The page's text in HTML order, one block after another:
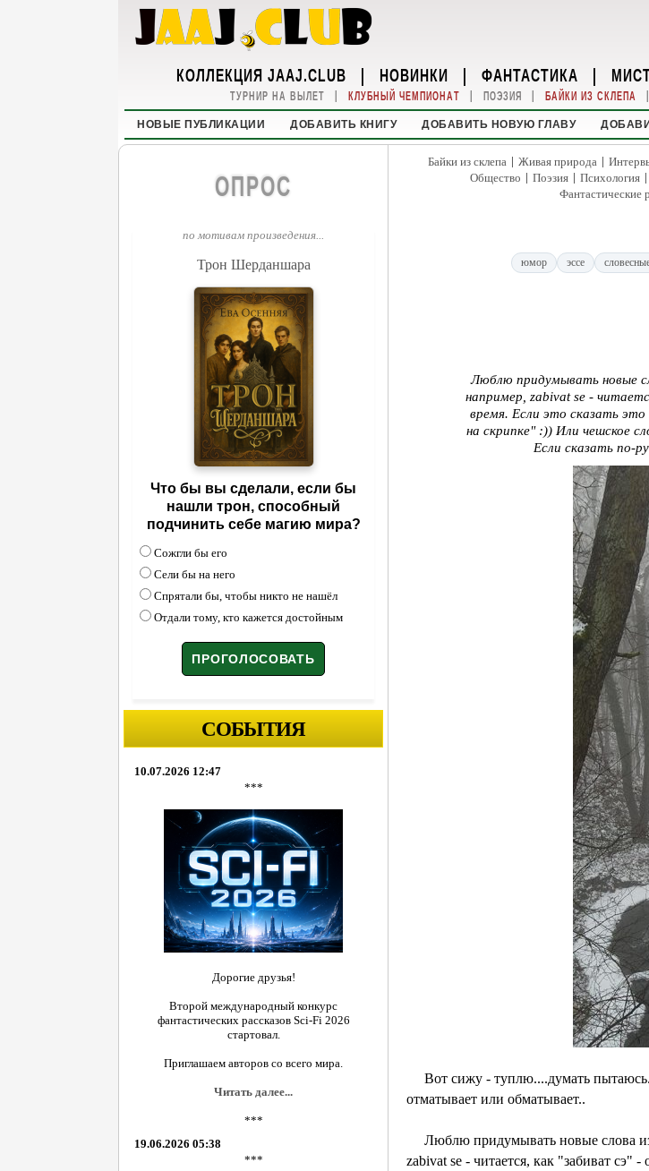
КОЛЛЕКЦИЯ JAAJ.CLUB | НОВИНКИ | ФАНТАСТИКА |
ТУРНИР НА ВЫЛЕТ | КЛУБНЫЙ ЧЕМПИОНАТ | ПОЭЗИЯ | БАЙКИ ИЗ СКЛЕПА |
НОВЫЕ ПУБЛИКАЦИИ ДОБАВИТЬ КНИГУ ДОБАВИТЬ НОВУЮ ГЛАВУ
ОПРОС
по мотивам произведения...
Трон Шерданшара
Что бы вы сделали, если бы
нашли трон, способный
подчинить себе магию мира?
Сожгли бы его
Сели бы на него
Спрятали бы, чтобы никто не нашёл
Отдали тому, кто кажется достойным
СОБЫТИЯ
10.07.2026 12:47
***
Дорогие друзья!
Второй международный конкурс
фантастических рассказов Sci-Fi 2026
стартовал.
Приглашаем авторов со всего мира.
Читать далее...
***
19.06.2026 05:38
***
Байки из склепа | Живая природа |
Общество | Поэзия | Психология |
Фантастические
юмор эссе
Люблю придумывать новые
например, zabivat se -
время. Если это сказать
на скрипке" :)) Или чешское
Если сказать по-
Вот сижу - туплю....думать пытаюсь...
отматывает или обматывает..
Люблю придумывать новые слова из
zabivat se - читается, как "забиват сэ" -